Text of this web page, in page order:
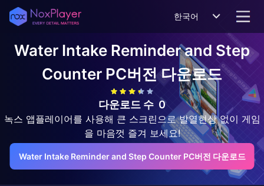
한국어
Water Intake Reminder and Step
Counter PC버전 다운로드
다운로드 수 0
녹스 앱플레이어를 사용해 큰 스크린으로 발열현상 없이 게임
을 마음껏 즐겨 보세요!
Water Intake Reminder and Step Counter PC버전 다운로드